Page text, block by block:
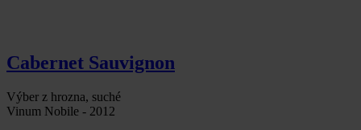
Cabernet Sauvignon
Výber z hrozna, suché
Vinum Nobile - 2012